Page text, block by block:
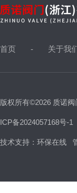
首页 关于我
版权所有©2026 质诺
ICP备2024057168号-1
技术支持： 环保在线